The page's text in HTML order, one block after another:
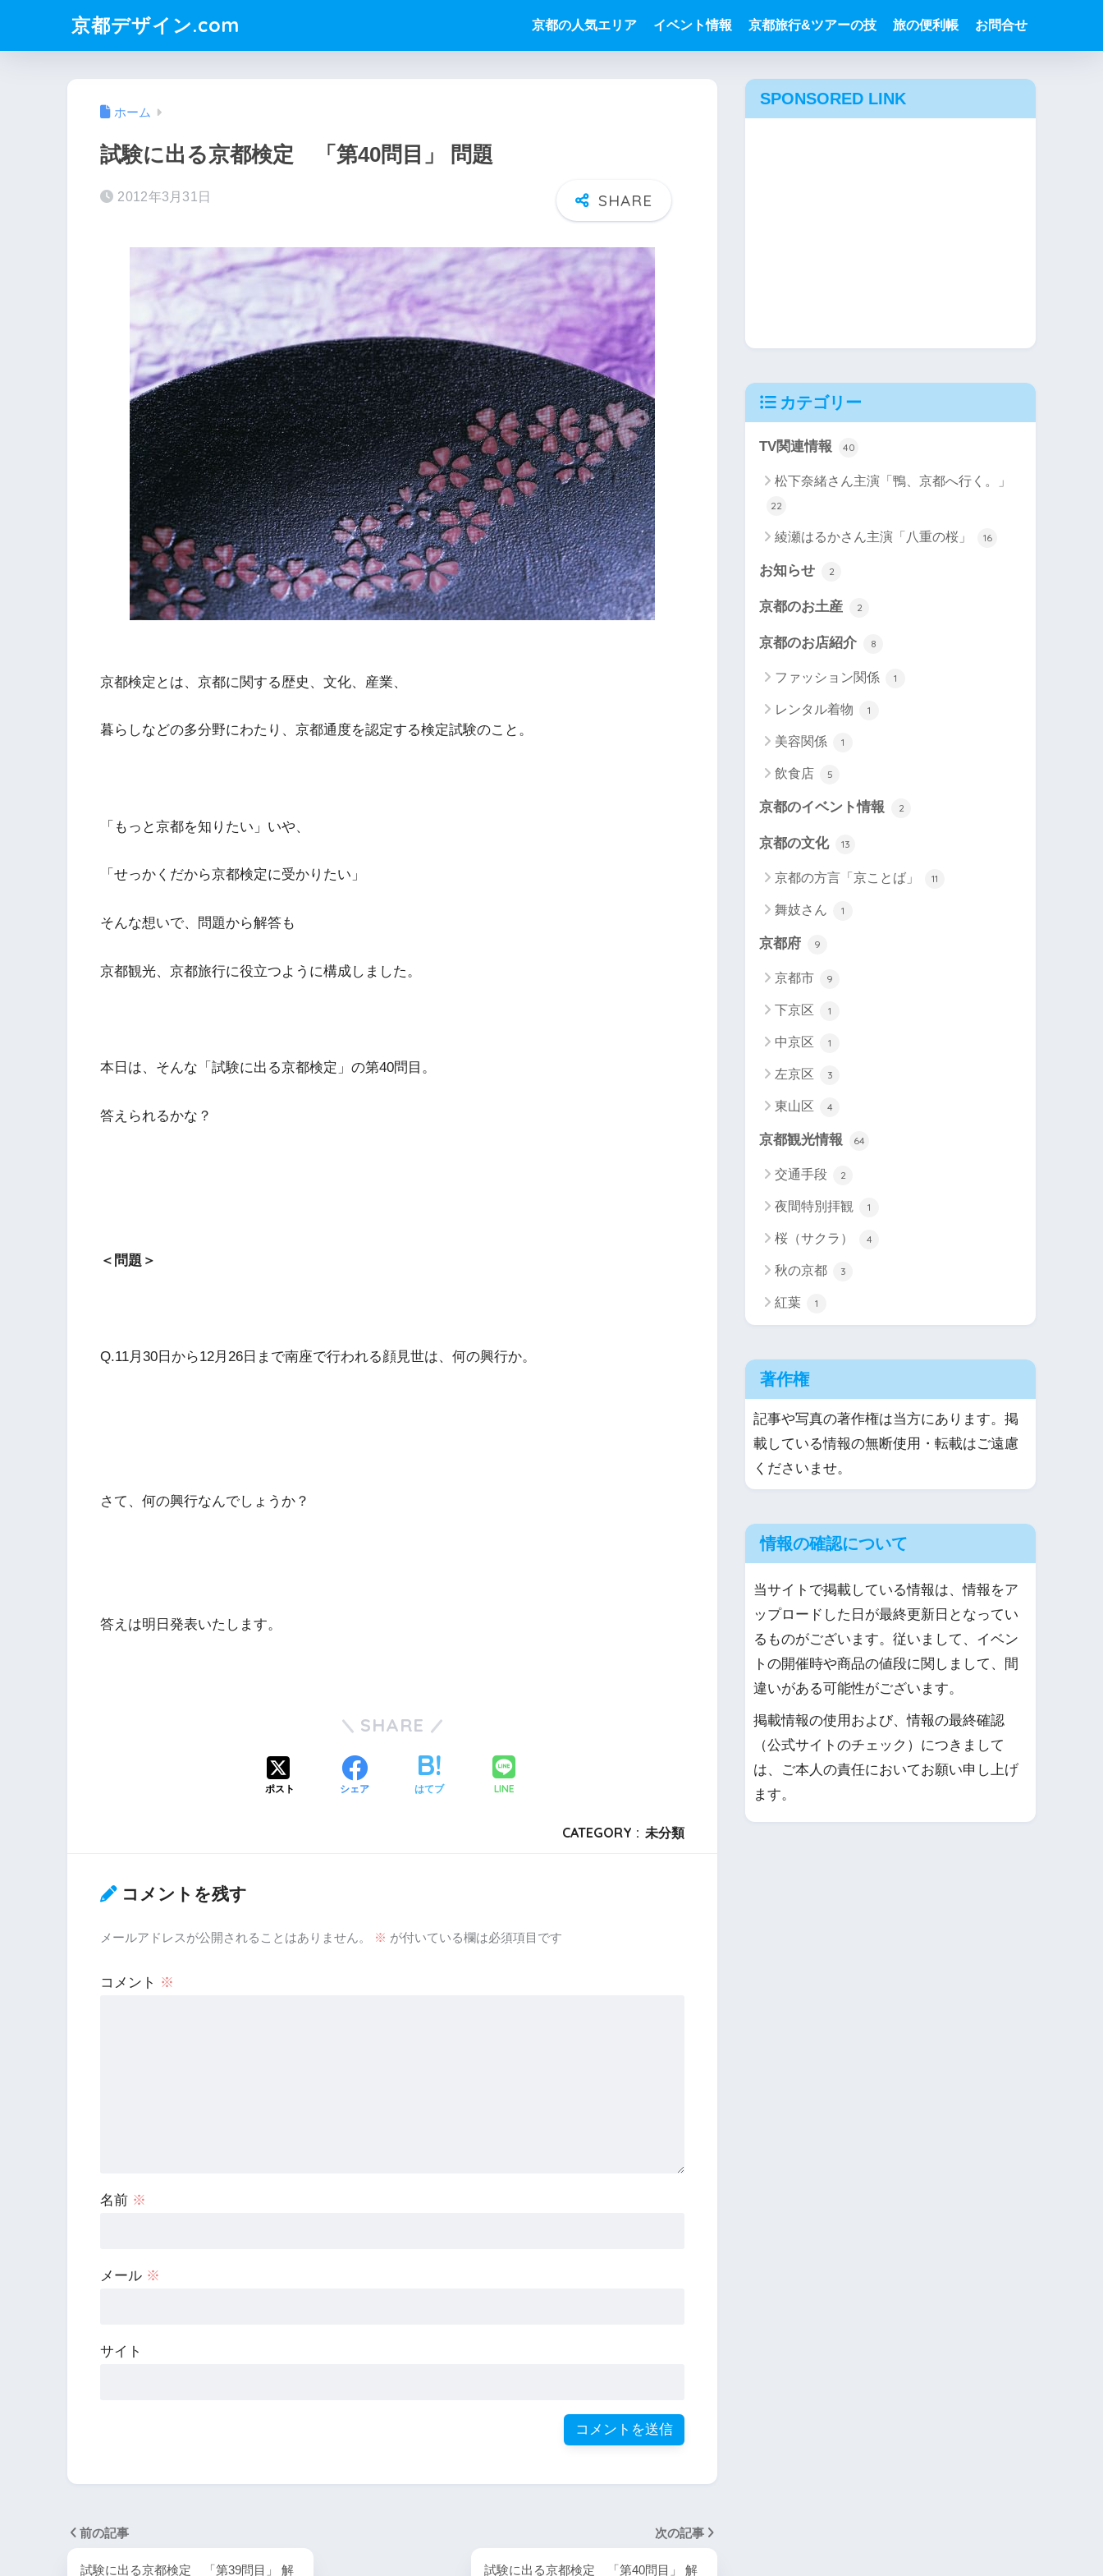
京都デザイン.com 京都の人気エリア イベント情報 京都旅行&ツアーの技 旅の便利帳 お問合せ
ホーム
試験に出る京都検定 「第40問目」 問題
2012年3月31日
京都検定とは、京都に関する歴史、文化、産業、
暮らしなどの多分野にわたり、京都通度を認定する検定試験のこと。
「もっと京都を知りたい」いや、
「せっかくだから京都検定に受かりたい」
そんな想いで、問題から解答も
京都観光、京都旅行に役立つように構成しました。
本日は、そんな「試験に出る京都検定」の第40問目。
答えられるかな？
＜問題＞
Q.11月30日から12月26日まで南座で行われる顔見世は、何の興行か。
さて、何の興行なんでしょうか？
答えは明日発表いたします。
SHARE
ポスト シェア はてブ LINE
CATEGORY : 未分類
コメントを残す
メールアドレスが公開されることはありません。 ※ が付いている欄は必須項目です
コメント ※
名前 ※
メール ※
サイト
前の記事
試験に出る京都検定 「第39問目」 解
次の記事
試験に出る京都検定 「第40問目」 解
SPONSORED LINK
カテゴリー
TV関連情報 40
松下奈緒さん主演「鴨、京都へ行く。」
22
綾瀬はるかさん主演「八重の桜」 16
お知らせ 2
京都のお土産 2
京都のお店紹介 8
ファッション関係 1
レンタル着物 1
美容関係 1
飲食店 5
京都のイベント情報 2
京都の文化 13
京都の方言「京ことば」 11
舞妓さん 1
京都府 9
京都市 9
下京区 1
中京区 1
左京区 3
東山区 4
京都観光情報 64
交通手段 2
夜間特別拝観 1
桜（サクラ） 4
秋の京都 3
紅葉 1
著作権
記事や写真の著作権は当方にあります。掲
載している情報の無断使用・転載はご遠慮
くださいませ。
情報の確認について
当サイトで掲載している情報は、情報をア
ップロードした日が最終更新日となってい
るものがございます。従いまして、イベン
トの開催時や商品の値段に関しまして、間
違いがある可能性がございます。
掲載情報の使用および、情報の最終確認
（公式サイトのチェック）につきまして
は、ご本人の責任においてお願い申し上げ
ます。